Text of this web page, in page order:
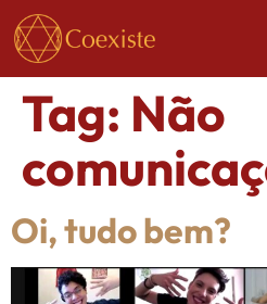
Tag: Não
Oi, tudo bem?